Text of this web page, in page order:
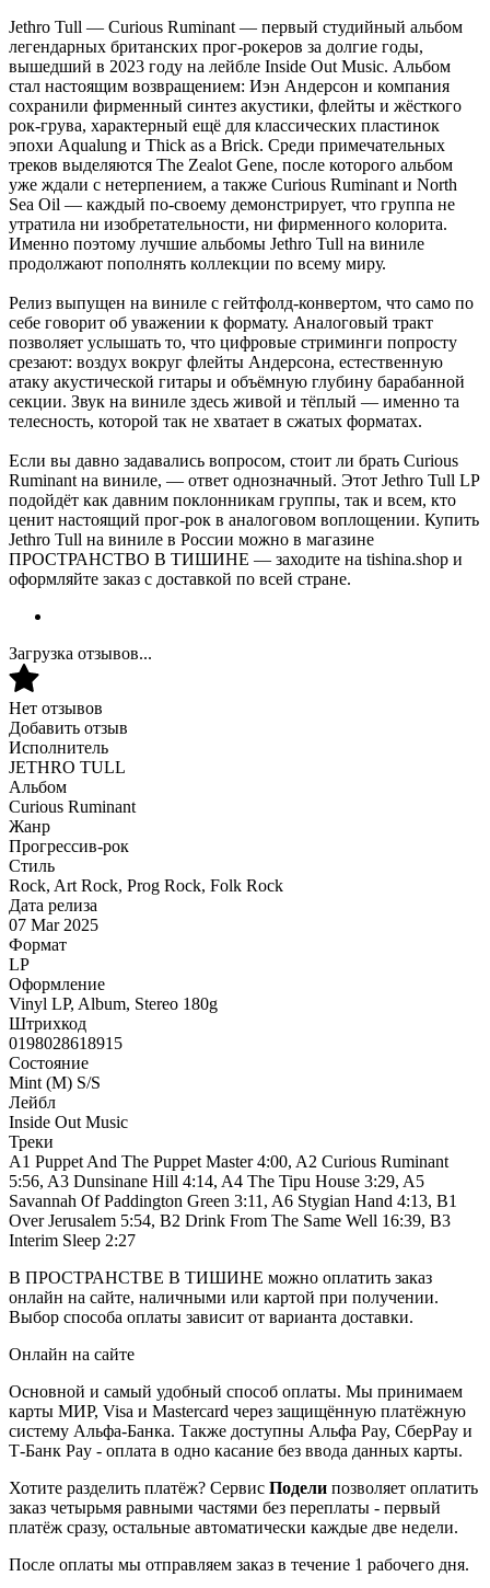
Jethro Tull — Curious Ruminant — первый студийный альбом
легендарных британских прог-рокеров за долгие годы,
вышедший в 2023 году на лейбле Inside Out Music. Альбом
стал настоящим возвращением: Иэн Андерсон и компания
сохранили фирменный синтез акустики, флейты и жёсткого
рок-грува, характерный ещё для классических пластинок
эпохи Aqualung и Thick as a Brick. Среди примечательных
треков выделяются The Zealot Gene, после которого альбом
уже ждали с нетерпением, а также Curious Ruminant и North
Sea Oil — каждый по-своему демонстрирует, что группа не
утратила ни изобретательности, ни фирменного колорита.
Именно поэтому лучшие альбомы Jethro Tull на виниле
продолжают пополнять коллекции по всему миру.
Релиз выпущен на виниле с гейтфолд-конвертом, что само по
себе говорит об уважении к формату. Аналоговый тракт
позволяет услышать то, что цифровые стриминги попросту
срезают: воздух вокруг флейты Андерсона, естественную
атаку акустической гитары и объёмную глубину барабанной
секции. Звук на виниле здесь живой и тёплый — именно та
телесность, которой так не хватает в сжатых форматах.
Если вы давно задавались вопросом, стоит ли брать Curious
Ruminant на виниле, — ответ однозначный. Этот Jethro Tull LP
подойдёт как давним поклонникам группы, так и всем, кто
ценит настоящий прог-рок в аналоговом воплощении. Купить
Jethro Tull на виниле в России можно в магазине
ПРОСТРАНСТВО В ТИШИНЕ — заходите на tishina.shop и
оформляйте заказ с доставкой по всей стране.
Загрузка отзывов...
Нет отзывов
Добавить отзыв
Исполнитель
JETHRO TULL
Альбом
Curious Ruminant
Жанр
Прогрессив-рок
Стиль
Rock, Art Rock, Prog Rock, Folk Rock
Дата релиза
07 Mar 2025
Формат
LP
Оформление
Vinyl LP, Album, Stereo 180g
Штрихкод
0198028618915
Состояние
Mint (M) S/S
Лейбл
Inside Out Music
Треки
A1 Puppet And The Puppet Master 4:00, A2 Curious Ruminant
5:56, A3 Dunsinane Hill 4:14, A4 The Tipu House 3:29, A5
Savannah Of Paddington Green 3:11, A6 Stygian Hand 4:13, B1
Over Jerusalem 5:54, B2 Drink From The Same Well 16:39, B3
Interim Sleep 2:27
В ПРОСТРАНСТВЕ В ТИШИНЕ можно оплатить заказ
онлайн на сайте, наличными или картой при получении.
Выбор способа оплаты зависит от варианта доставки.
Онлайн на сайте
Основной и самый удобный способ оплаты. Мы принимаем
карты МИР, Visa и Mastercard через защищённую платёжную
систему Альфа-Банка. Также доступны Альфа Pay, СберPay и
Т-Банк Pay - оплата в одно касание без ввода данных карты.
Хотите разделить платёж? Сервис Подели позволяет оплатить
заказ четырьмя равными частями без переплаты - первый
платёж сразу, остальные автоматически каждые две недели.
После оплаты мы отправляем заказ в течение 1 рабочего дня.